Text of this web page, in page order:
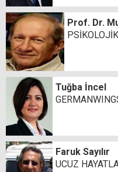
Prof. Dr.
Tuğba İncel
Faruk Sayılır
UCUZ